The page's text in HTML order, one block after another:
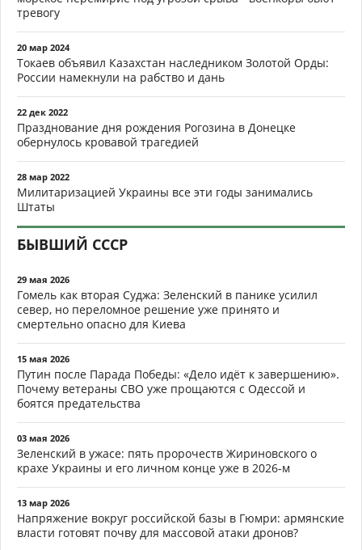
тревогу
20 мар 2024
Токаев объявил Казахстан наследником Золотой Орды:
России намекнули на рабство и дань
22 дек 2022
Празднование дня рождения Рогозина в Донецке
обернулось кровавой трагедией
28 мар 2022
Милитаризацией Украины все эти годы занимались
Штаты
БЫВШИЙ СССР
29 мая 2026
Гомель как вторая Суджа: Зеленский в панике усилил
север, но переломное решение уже принято и
смертельно опасно для Киева
15 мая 2026
Путин после Парада Победы: «Дело идёт к завершению».
Почему ветераны СВО уже прощаются с Одессой и
боятся предательства
03 мая 2026
Зеленский в ужасе: пять пророчеств Жириновского о
крахе Украины и его личном конце уже в 2026-м
13 мар 2026
Напряжение вокруг российской базы в Гюмри: армянские
власти готовят почву для массовой атаки дронов?